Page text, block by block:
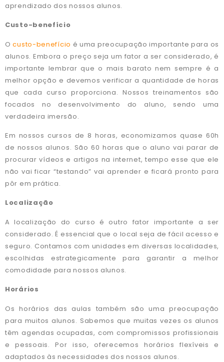
aprendizado dos nossos alunos.
Custo-benefício
Ocusto-benefício é uma preocupação importante para os
alunos. Embora o preço seja um fator a ser considerado, é
importante lembrar que o mais barato nem sempre é a
melhor opção e devemos verificar a quantidade de horas
que cada curso proporciona. Nossos treinamentos são
focados no desenvolvimento do aluno, sendo uma
verdadeira imersão.
Em nossos cursos de 8 horas, economizamos quase 60h
de nossos alunos. São 60 horas que o aluno vai parar de
procurar vídeos e artigos na internet, tempo esse que ele
não vai ficar “testando” vai aprender e ficará pronto para
pôr em prática.
Localização
A localização do curso é outro fator importante a ser
considerado. É essencial que o local seja de fácil acesso e
seguro. Contamos com unidades em diversas localidades,
escolhidas estrategicamente para garantir a melhor
comodidade para nossos alunos.
Horários
Os horários das aulas também são uma preocupação
para muitos alunos. Sabemos que muitas vezes os alunos
têm agendas ocupadas, com compromissos profissionais
e pessoais. Por isso, oferecemos horários flexíveis e
adaptados às necessidades dos nossos alunos.